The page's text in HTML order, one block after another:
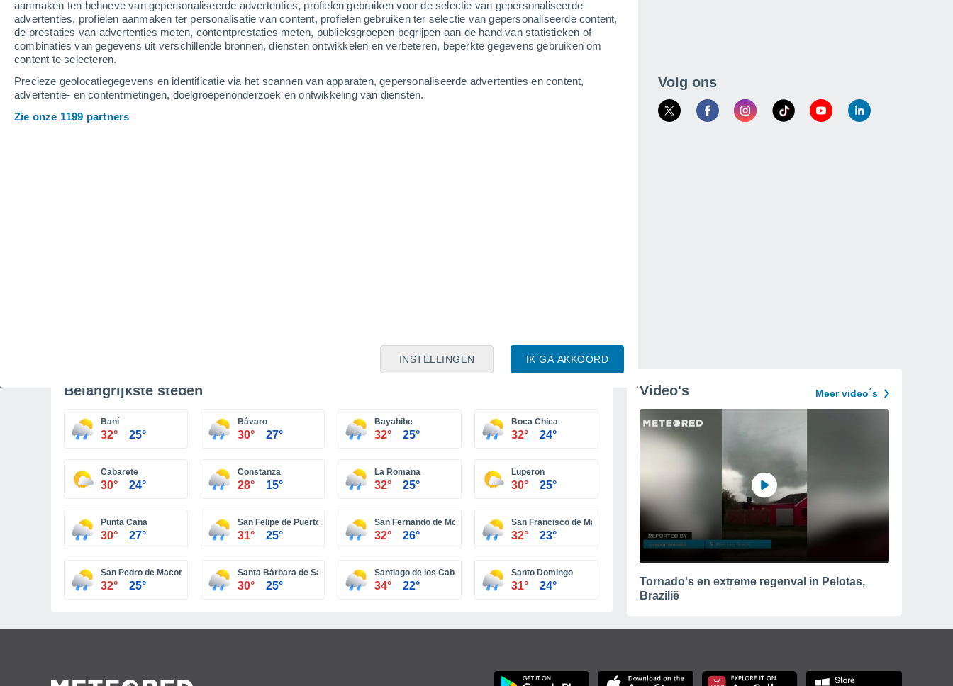
aanmaken ten behoeve van gepersonaliseerde advertenties, profielen gebruiken voor de selectie van gepersonaliseerde
advertenties, profielen aanmaken ter personalisatie van content, profielen gebruiken ter selectie van gepersonaliseerde content,
de prestaties van advertenties meten, contentprestaties meten, publieksgroepen begrijpen aan de hand van statistieken of
combinaties van gegevens uit verschillende bronnen, diensten ontwikkelen en verbeteren, beperkte gegevens gebruiken om
content te selecteren.
Precieze geolocatiegegevens en identificatie via het scannen van apparaten, gepersonaliseerde advertenties en content,
advertentie- en contentmetingen, doelgroepenonderzoek en ontwikkeling van diensten.
Zie onze 1199 partners
IK GA AKKOORD
INSTELLINGEN
de
Barahona
26°
Pedernales
Provincies Dominicaanse Republiek
Volg ons
Belangrijkste steden
Baní
32° 25°
Bávaro
30° 27°
Bayahibe
32° 25°
Boca Chica
32° 24°
Cabarete
30° 24°
Constanza
28° 15°
La Romana
32° 25°
Luperon
30° 25°
Punta Cana
30° 27°
San Felipe de Puerto Plata
31° 25°
San Fernando de Monte Cristi
32° 26°
San Francisco de Macorís
32° 23°
San Pedro de Macorís
32° 25°
Santa Bárbara de Samaná
30° 25°
Santiago de los Caballeros
34° 22°
Santo Domingo
31° 24°
Video's Meer video´s
Tornado's en extreme regenval in Pelotas,
Brazilië